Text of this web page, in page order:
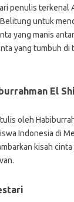
penulis
untuk
yang manis
yang tumbuh
El
oleh
Indonesia di
kisah